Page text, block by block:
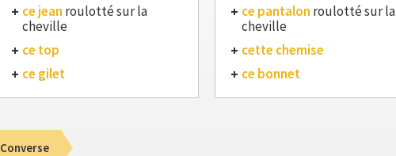
ce jean roulotté sur la
cheville
ce top
ce gilet
ce pantalon roulotté sur la
cheville
cette chemise
ce bonnet
Converse